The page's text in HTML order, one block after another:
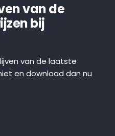
van de
bij
van de laatste
en download dan nu